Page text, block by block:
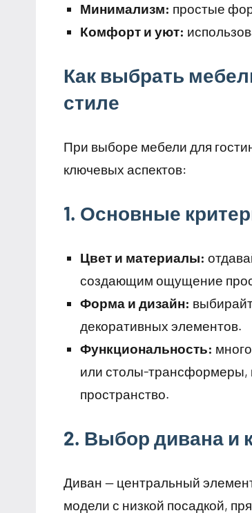
Минимализм: простые
Комфорт и уют:
Как выбрать
стиле
При выборе мебели для
ключевых аспектов:
1. Основные
Цвет и материалы:
создающим ощущение
Форма и дизайн:
декоративных элементов.
Функциональность:
или столы-трансформеры,
пространство.
2. Выбор дивана и
Диван — центральный
модели с низкой посадкой,